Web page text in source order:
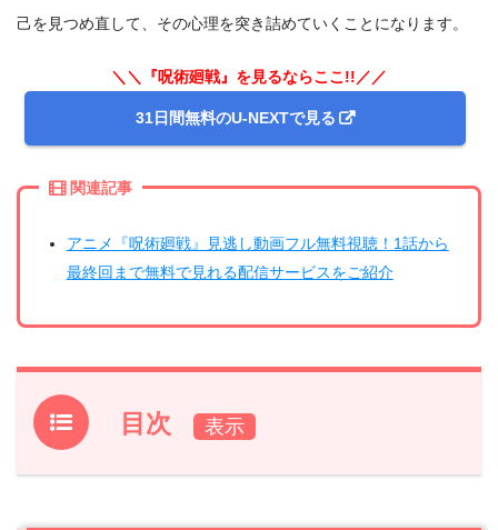
己を見つめ直して、その心理を突き詰めていくことになります。
＼＼『呪術廻戦』を見るならここ!!／／
31日間無料のU-NEXTで見る
関連記事
アニメ『呪術廻戦』見逃し動画フル無料視聴！1話から
最終回まで無料で見れる配信サービスをご紹介
目次
1.『呪術廻戦』前回第1話のあらすじと振り返り